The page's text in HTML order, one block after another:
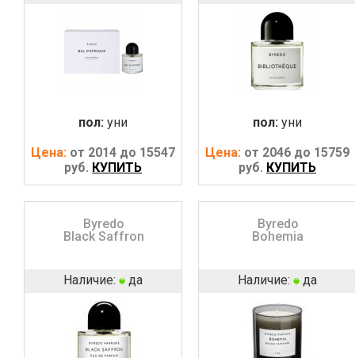
пол: уни
Цена: от 2014 до 15547
руб. КУПИТЬ
пол: уни
Цена: от 2046 до 15759
руб. КУПИТЬ
Byredo
Black Saffron
Наличие: да
Byredo
Bohemia
Наличие: да